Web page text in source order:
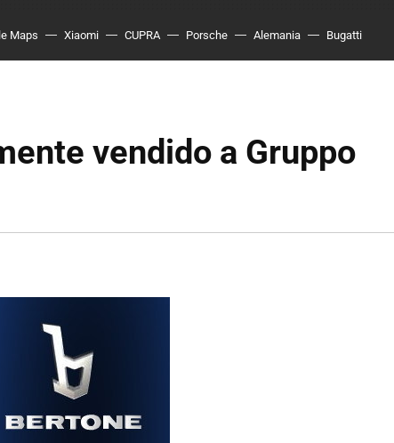
Maps Xiaomi CUPRA Porsche Alemania Bugatti
vendido a Gruppo